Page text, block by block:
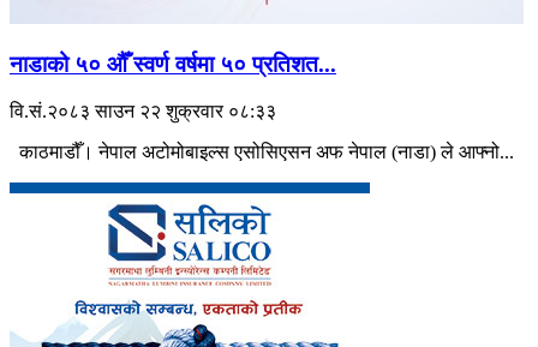
नाडाको ५० औँ स्वर्ण वर्षमा ५० प्रतिशत...
वि.सं.२०८३ साउन २२ शुक्रवार ०८:३३
काठमाडौँ। नेपाल अटोमोबाइल्स एसोसिएसन अफ नेपाल (नाडा) ले आफ्नो...